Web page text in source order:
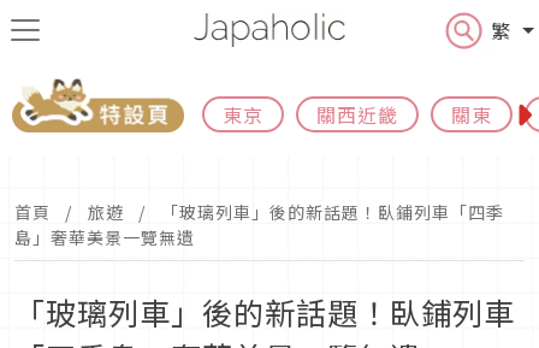
繁
東京 關西近畿 關東
首頁 旅遊
「玻璃列車」後的新話題！臥鋪列車「四季
島」奢華美景一覽無遺
「玻璃列車」後的新話題！臥鋪列車